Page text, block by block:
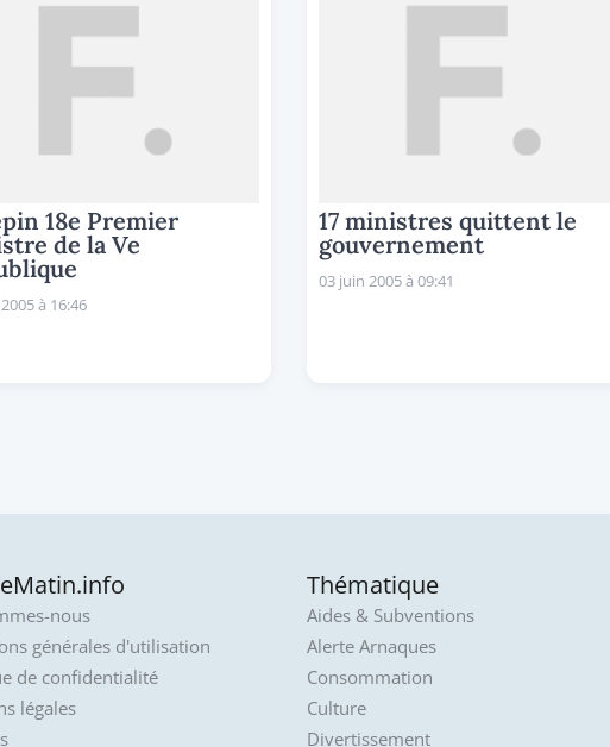
18e Premier
de la Ve
à 16:46
17 ministres quittent le
gouvernement
03 juin 2005 à 09:41
nous
générales d'utilisation
de confidentialité
légales
Thématique
Aides & Subventions
Alerte Arnaques
Consommation
Culture
Divertissement